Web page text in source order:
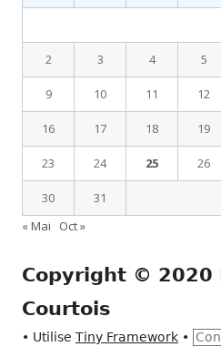
2 3 4 5
9 10 11 12
16 17 18 19
23 24 25 26
30
31
« Mai
Oct »
Copyright © 2020
Courtois
• Utilise Tiny Framework •